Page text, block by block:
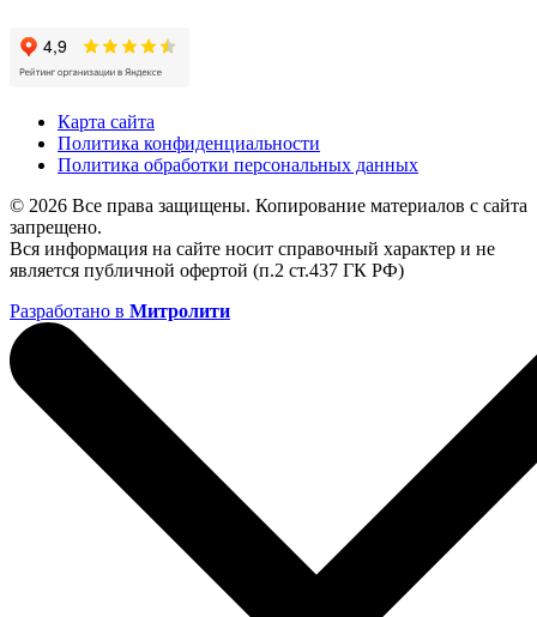
Карта сайта
Политика конфиденциальности
Политика обработки персональных данных
© 2026 Все права защищены. Копирование материалов с сайта
запрещено.
Вся информация на сайте носит справочный характер и не
является публичной офертой (п.2 ст.437 ГК РФ)
Разработано в Митролити